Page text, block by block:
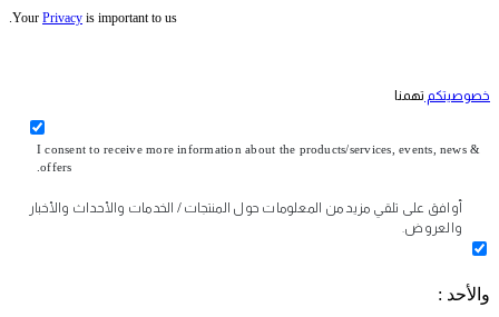
Your Privacy is important to us.
خصوصيتكم تهمنا
I consent to receive more information about the products/services, events, news &
offers.
أوافق على تلقي مزيد من المعلومات حول المنتجات / الخدمات والأحداث والأخبار
والعروض.
والأحد :